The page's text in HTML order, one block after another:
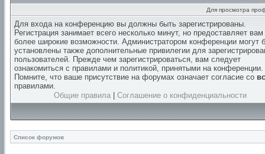
Для просмотра
Для входа на конференцию вы должны быть зарегистрированы.
Регистрация занимает всего несколько минут, но предоставляет вам
более широкие возможности. Администратором конференции могут
установлены также дополнительные привилегии для
пользователей. Прежде чем зарегистрироваться, вам следует
ознакомиться с правилами и политикой, принятыми на конференции.
Помните, что ваше присутствие на форумах означает согласие со
правилами.
Общие правила
Соглашение о конфиденциальности
Список форумов